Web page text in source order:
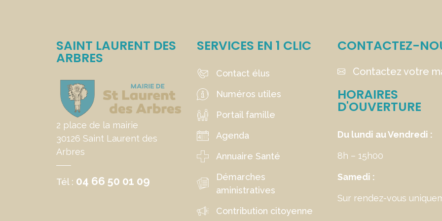
SAINT LAURENT DES
ARBRES
2 place de la mairie
30126 Saint Laurent des
Arbres
Tél : 04 66 50 01 09
SERVICES EN 1 CLIC
Contact élus
Numéros utiles
Portail famille
Agenda
Annuaire Santé
Démarches
aministratives
Contribution citoyenne
CONTACTEZ-
Contactez votre
HORAIRES
D'OUVERTURE
Du lundi au Vendredi :
8h – 15h00
Samedi :
Sur rendez-vous